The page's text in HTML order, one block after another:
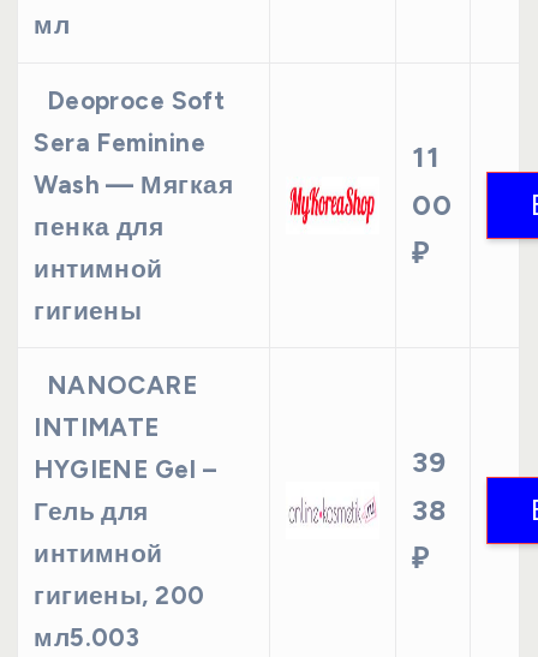
мл
Deoproce Soft
Sera Feminine
Wash — Мягкая
пенка для
интимной
гигиены
11
00
₽
NANOCARE
INTIMATE
HYGIENE Gel –
Гель для
интимной
гигиены, 200
мл5.003
39
38
₽